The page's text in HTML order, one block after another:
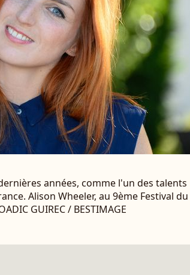
années, comme l'un des talents
Alison Wheeler, au 9ème Festival du
GUIREC / BESTIMAGE